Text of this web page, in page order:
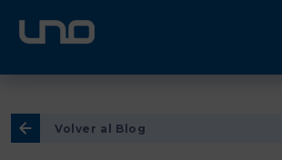
ÚNETE A UNO LOGÍSTICA
Volver al Blog